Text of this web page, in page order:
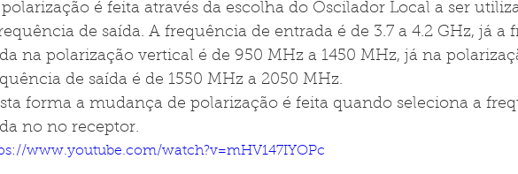
polarização é feita através da escolha do Oscilador Local a ser
de saída. A frequência de entrada é de 3.7 a 4.2 GHz, já a
na polarização vertical é de 950 MHz a 1450 MHz, já na
de saída é de 1550 MHz a 2050 MHz.
forma a mudança de polarização é feita quando seleciona a
no no receptor.
www.youtube.com/watch?v=mHV147IYOPc